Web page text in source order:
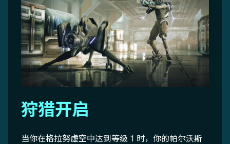
狩猎开启
当你在格拉努虚空中达到等级 1 时，你的帕尔沃斯